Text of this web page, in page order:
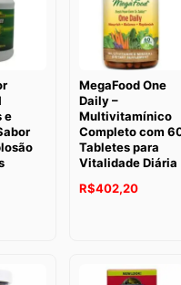
e
MegaFood One
Daily –
Multivitamínico
Completo com
Tabletes para
Vitalidade Diária
R$402,20